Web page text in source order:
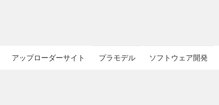
アップローダーサイト プラモデル ソフトウェア開発